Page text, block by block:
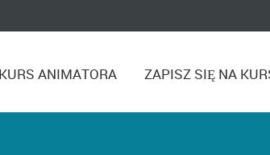
KURS ANIMATORA ZAPISZ SIĘ NA